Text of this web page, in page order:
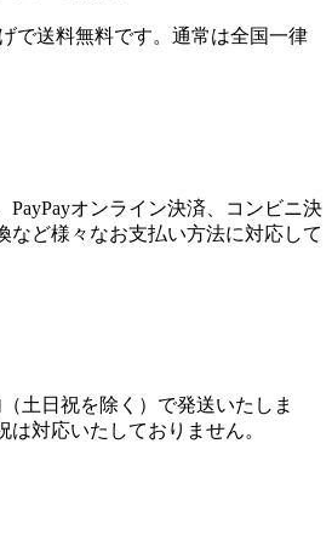
で送料無料です。通常は全国一律
PayPayオンライン決済、コンビニ決
など様々なお支払い方法に対応して
土日祝を除く）で発送いたしま
対応いたしておりません。